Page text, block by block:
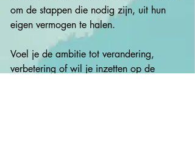
om de stappen die nodig zijn, uit hun
eigen vermogen te halen.
Voel je de ambitie tot verandering,
verbetering of wil je inzetten op de